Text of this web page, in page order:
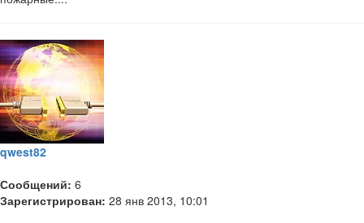
qwest82
Сообщений: 6
Зарегистрирован: 28 янв 2013, 10:01